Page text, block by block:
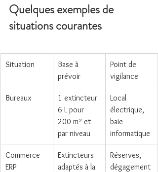
Quelques exemples de
situations courantes
Situation
Base à
prévoir
Point de
vigilance
Bureaux
1 extincteur
6 L pour
200 m² et
par niveau
Local
électrique,
baie
informatique
Commerce
ERP
Extincteurs
adaptés à la
Réserves,
dégagement